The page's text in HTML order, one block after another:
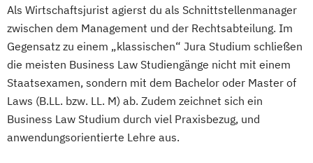
Als Wirtschaftsjurist agierst du als Schnittstellenmanager
zwischen dem Management und der Rechtsabteilung. Im
Gegensatz zu einem „klassischen“ Jura Studium schließen
die meisten Business Law Studiengänge nicht mit einem
Staatsexamen, sondern mit dem Bachelor oder Master of
Laws (B.LL. bzw. LL. M) ab. Zudem zeichnet sich ein
Business Law Studium durch viel Praxisbezug, und
anwendungsorientierte Lehre aus.